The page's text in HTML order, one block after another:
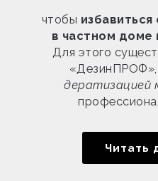
чтобы
в частном доме
Для этого
«ДезинПРОФ»,
дератизацией
Читать